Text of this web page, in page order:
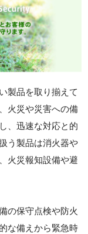
製品を取り揃えて
火災や災害への備
、迅速な対応と的
う製品は消火器や
火災報知設備や避
の保守点検や防火
な備えから緊急時